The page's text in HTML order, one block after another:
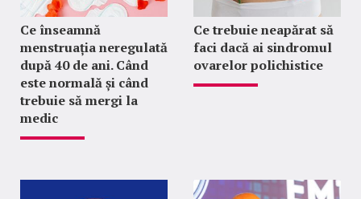
Ce înseamnă
menstruația neregulată
după 40 de ani. Când
este normală și când
trebuie să mergi la
medic
Ce trebuie neapărat să
faci dacă ai sindromul
ovarelor polichistice